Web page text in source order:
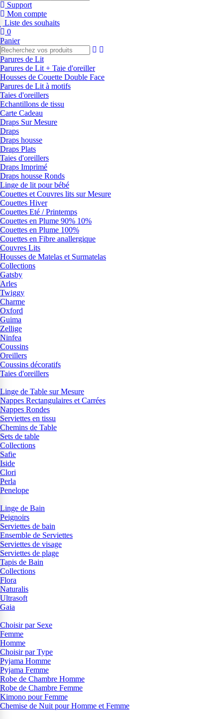
Support
Mon compte
Liste des souhaits
0
Panier
Parures de Lit
Parures de Lit + Taie d'oreiller
Housses de Couette Double Face
Parures de Lit à motifs
Taies d'oreillers
Echantillons de tissu
Carte Cadeau
Draps Sur Mesure
Draps
Draps housse
Draps Plats
Taies d'oreillers
Draps Imprimé
Draps housse Ronds
Linge de lit pour bébé
Couettes et Couvres lits sur Mesure
Couettes Hiver
Couettes Eté / Printemps
Couettes en Plume 90% 10%
Couettes en Plume 100%
Couettes en Fibre anallergique
Couvres Lits
Housses de Matelas et Surmatelas
Collections
Gatsby
Arles
Twiggy
Charme
Oxford
Guima
Zellige
Ninfea
Coussins
Oreillers
Coussins décoratifs
Taies d'oreillers
Linge de Table sur Mesure
Nappes Rectangulaires et Carrées
Nappes Rondes
Serviettes en tissu
Chemins de Table
Sets de table
Collections
Safie
Iside
Clori
Perla
Penelope
Linge de Bain
Peignoirs
Serviettes de bain
Ensemble de Serviettes
Serviettes de visage
Serviettes de plage
Tapis de Bain
Collections
Flora
Naturalis
Ultrasoft
Gaia
Choisir par Sexe
Femme
Homme
Choisir par Type
Pyjama Homme
Pyjama Femme
Robe de Chambre Homme
Robe de Chambre Femme
Kimono pour Femme
Chemise de Nuit pour Homme et Femme